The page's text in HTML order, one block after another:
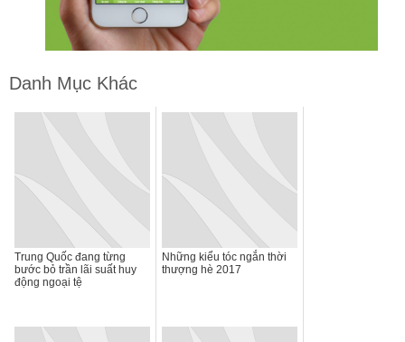
Danh Mục Khác
Trung Quốc đang từng
bước bỏ trần lãi suất huy
động ngoại tệ
Những kiểu tóc ngắn thời
thượng hè 2017